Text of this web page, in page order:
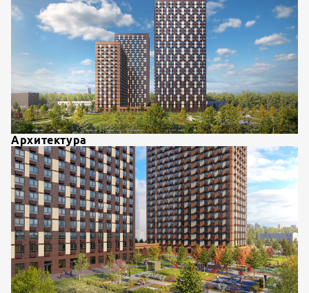
Архитектура